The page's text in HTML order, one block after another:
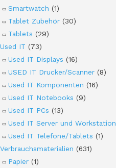
Smartwatch (1)
Tablet Zubehör (30)
Tablets (29)
Used IT (73)
Used IT Displays (16)
USED IT Drucker/Scanner (8)
Used IT Komponenten (16)
Used IT Notebooks (9)
Used IT PCs (13)
Used IT Server und Workstation
Used IT Telefone/Tablets (1)
Verbrauchsmaterialien (631)
Papier (1)